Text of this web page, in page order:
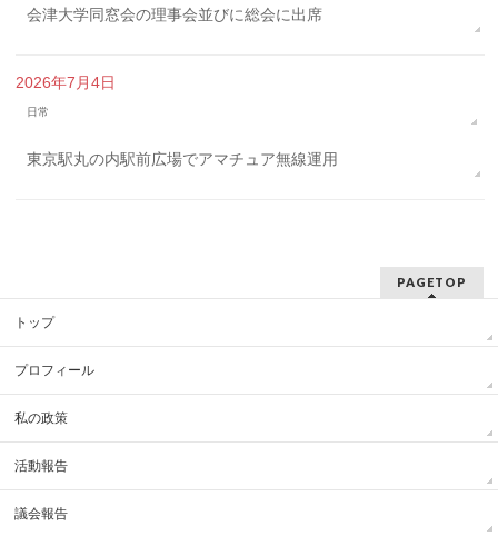
会津大学同窓会の理事会並びに総会に出席
2026年7月4日
日常
東京駅丸の内駅前広場でアマチュア無線運用
PAGETOP
トップ
プロフィール
私の政策
活動報告
議会報告